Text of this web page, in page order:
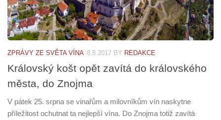
ZPRÁVY ZE SVĚTA VÍNA 8.8.2017 BY REDAKCE
Královský košt opět zavítá do královského
města, do Znojma
V pátek 25. srpna se vinařům a milovníkům vín naskytne
příležitost ochutnat ta nejlepší vína. Do Znojma totiž zavítá